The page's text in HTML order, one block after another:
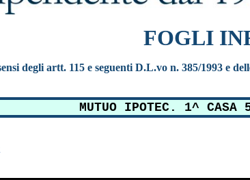
FOGLI
degli artt. 115 e seguenti D.L.vo n. 385/1993 e
MUTUO IPOTEC. 1^